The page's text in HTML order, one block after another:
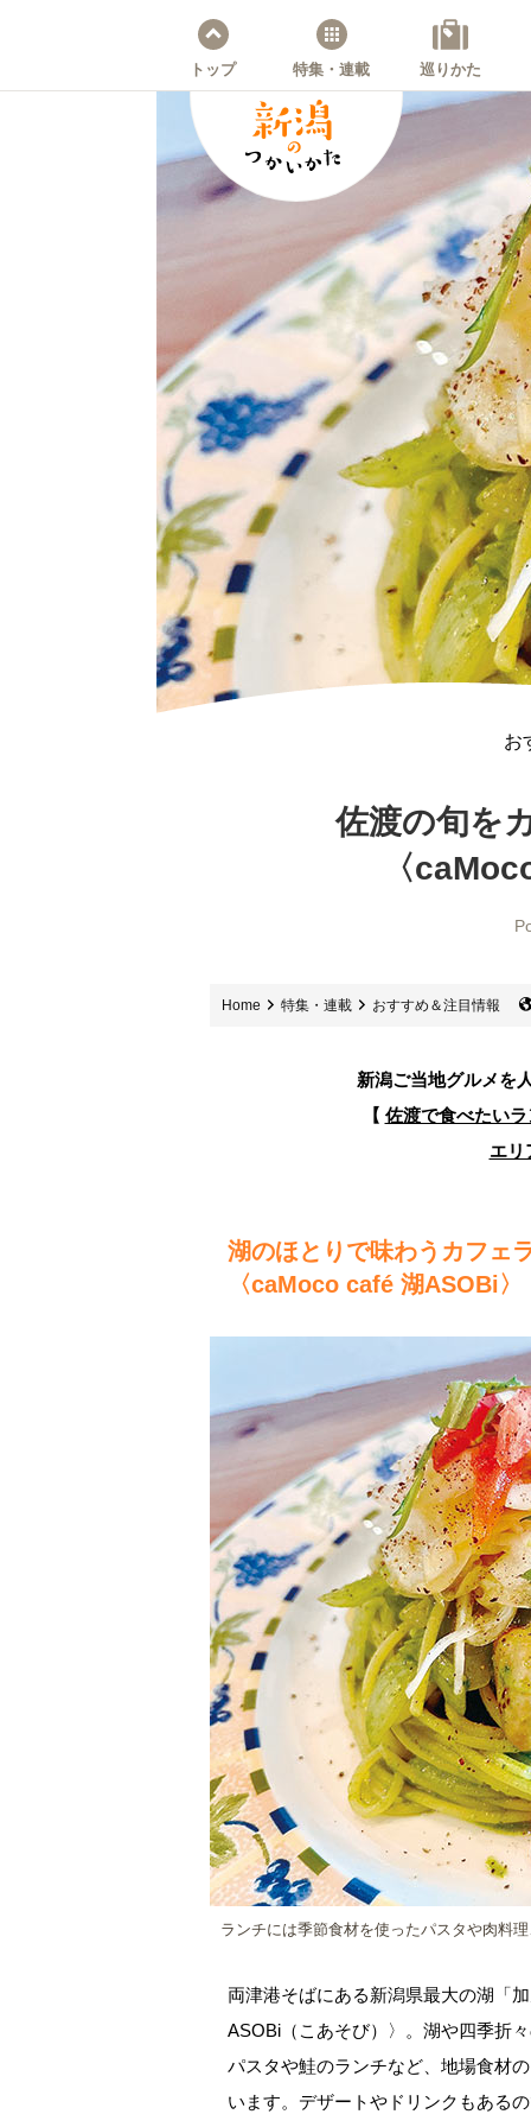
トップ 特集・連載 巡りかた
お
佐渡の旬を
〈
Home 特集・連載 おすすめ＆注目情報
新潟ご当地グルメを
【 佐渡で食べたい
エリ
湖のほとりで味わうカフェ
〈caMoco café 湖ASOBi〉
ランチには季節食材を使ったパスタや肉料
両津港そばにある新潟県最大の湖「
ASOBi（こあそび）〉。湖や四季折
パスタや鮭のランチなど、地場食材
います。デザートやドリンクもある